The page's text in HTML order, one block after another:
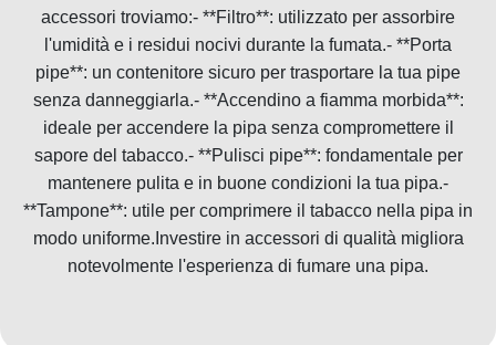
accessori troviamo:- **Filtro**: utilizzato per assorbire
l'umidità e i residui nocivi durante la fumata.- **Porta
pipe**: un contenitore sicuro per trasportare la tua pipe
senza danneggiarla.- **Accendino a fiamma morbida**:
ideale per accendere la pipa senza compromettere il
sapore del tabacco.- **Pulisci pipe**: fondamentale per
mantenere pulita e in buone condizioni la tua pipa.-
**Tampone**: utile per comprimere il tabacco nella pipa in
modo uniforme.Investire in accessori di qualità migliora
notevolmente l'esperienza di fumare una pipa.